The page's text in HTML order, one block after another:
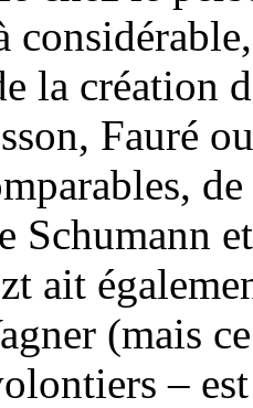
la création
Fauré
Schumann
ait
(mais
–